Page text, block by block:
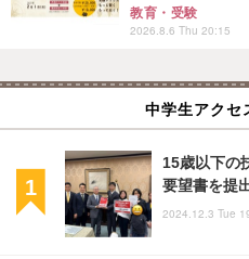
教育・受験
2026.8.6 Thu 20:15
中学生アクセ
15歳以下の
要望書を提
2024.12.3 Tue